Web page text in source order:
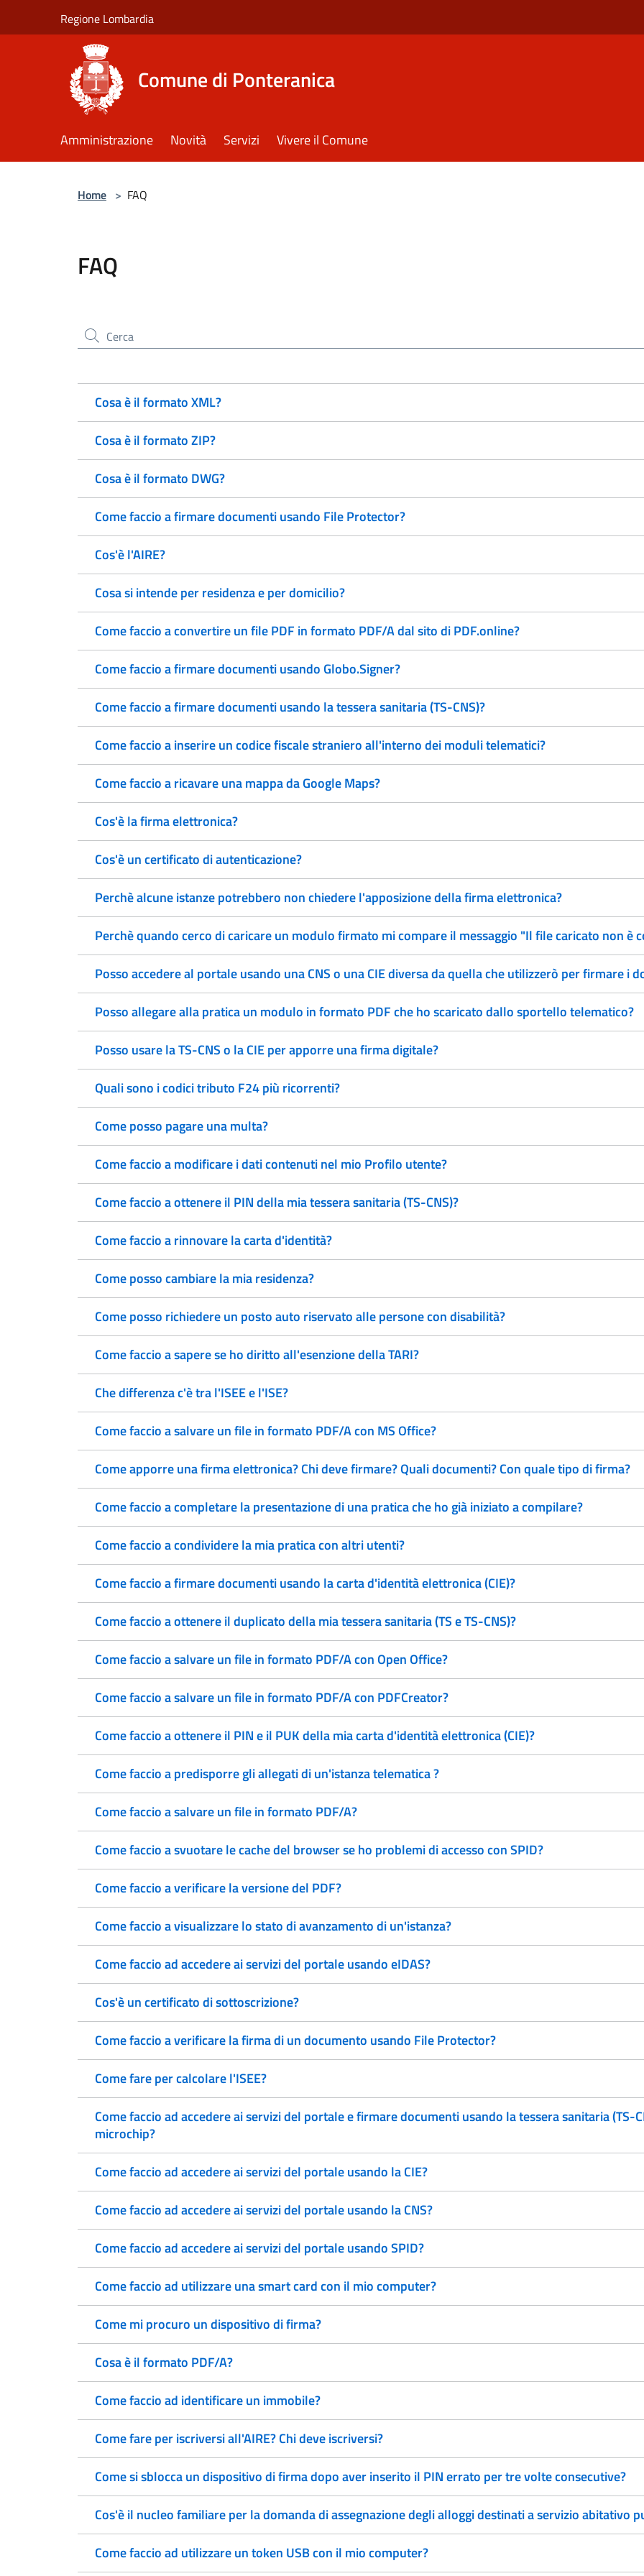
Regione Lombardia
Comune di Ponteranica
Amministrazione Novità Servizi Vivere il Comune
Home > FAQ
FAQ
Cerca nel sito
Cosa è il formato XML?
Cosa è il formato ZIP?
Cosa è il formato DWG?
Come faccio a firmare documenti usando File Protector?
Cos'è l'AIRE?
Cosa si intende per residenza e per domicilio?
Come faccio a convertire un file PDF in formato PDF/A dal sito di PDF.online?
Come faccio a firmare documenti usando Globo.Signer?
Come faccio a firmare documenti usando la tessera sanitaria (TS-CNS)?
Come faccio a inserire un codice fiscale straniero all'interno dei moduli telematici?
Come faccio a ricavare una mappa da Google Maps?
Cos'è la firma elettronica?
Cos'è un certificato di autenticazione?
Perchè alcune istanze potrebbero non chiedere l'apposizione della firma elettronica?
Perchè quando cerco di caricare un modulo firmato mi compare il messaggio "Il file caricato non è
Posso accedere al portale usando una CNS o una CIE diversa da quella che utilizzerò per firmare i
Posso allegare alla pratica un modulo in formato PDF che ho scaricato dallo sportello telematico?
Posso usare la TS-CNS o la CIE per apporre una firma digitale?
Quali sono i codici tributo F24 più ricorrenti?
Come posso pagare una multa?
Come faccio a modificare i dati contenuti nel mio Profilo utente?
Come faccio a ottenere il PIN della mia tessera sanitaria (TS-CNS)?
Come faccio a rinnovare la carta d'identità?
Come posso cambiare la mia residenza?
Come posso richiedere un posto auto riservato alle persone con disabilità?
Come faccio a sapere se ho diritto all'esenzione della TARI?
Che differenza c'è tra l'ISEE e l'ISE?
Come faccio a salvare un file in formato PDF/A con MS Office?
Come apporre una firma elettronica? Chi deve firmare? Quali documenti? Con quale tipo di firma?
Come faccio a completare la presentazione di una pratica che ho già iniziato a compilare?
Come faccio a condividere la mia pratica con altri utenti?
Come faccio a firmare documenti usando la carta d'identità elettronica (CIE)?
Come faccio a ottenere il duplicato della mia tessera sanitaria (TS e TS-CNS)?
Come faccio a salvare un file in formato PDF/A con Open Office?
Come faccio a salvare un file in formato PDF/A con PDFCreator?
Come faccio a ottenere il PIN e il PUK della mia carta d'identità elettronica (CIE)?
Come faccio a predisporre gli allegati di un'istanza telematica ?
Come faccio a salvare un file in formato PDF/A?
Come faccio a svuotare le cache del browser se ho problemi di accesso con SPID?
Come faccio a verificare la versione del PDF?
Come faccio a visualizzare lo stato di avanzamento di un'istanza?
Come faccio ad accedere ai servizi del portale usando eIDAS?
Cos'è un certificato di sottoscrizione?
Come faccio a verificare la firma di un documento usando File Protector?
Come fare per calcolare l'ISEE?
Come faccio ad accedere ai servizi del portale e firmare documenti usando la tessera sanitaria (TS-
microchip?
Come faccio ad accedere ai servizi del portale usando la CIE?
Come faccio ad accedere ai servizi del portale usando la CNS?
Come faccio ad accedere ai servizi del portale usando SPID?
Come faccio ad utilizzare una smart card con il mio computer?
Come mi procuro un dispositivo di firma?
Cosa è il formato PDF/A?
Come faccio ad identificare un immobile?
Come fare per iscriversi all'AIRE? Chi deve iscriversi?
Come si sblocca un dispositivo di firma dopo aver inserito il PIN errato per tre volte consecutive?
Cos'è il nucleo familiare per la domanda di assegnazione degli alloggi destinati a servizio abitativo
Come faccio ad utilizzare un token USB con il mio computer?